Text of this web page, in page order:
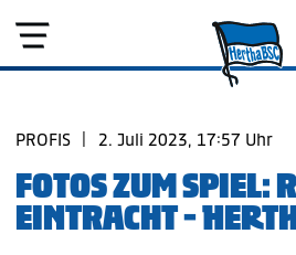
PROFIS 2. Juli 2023, 17:57 Uhr
FOTOS ZUM SPIEL:
EINTRACHT -